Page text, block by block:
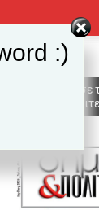
Κυκλοφόρησε
Δήμος &
:)